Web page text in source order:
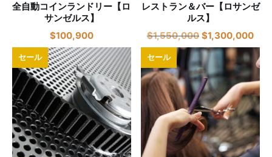
全自動コインランドリー【ロ
サンゼルス】
$100,900
レストラン＆バー【ロサンゼ
ルス】
$1,550,000 $1,300,000
セール セール